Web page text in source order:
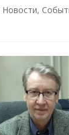
Новости,